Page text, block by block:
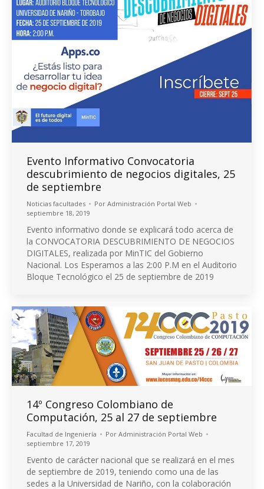
Evento Informativo Convocatoria
descubrimiento de negocios digitales, 25
de septiembre
Noticias facultades Por Administración Portal Web
septiembre 18, 2019
Evento informativo donde se explicará todo acerca de
la CONVOCATORIA DESCUBRIMIENTO DE NEGOCIOS
DIGITALES, realizada por MinTIC del Gobierno
Nacional. Los Esperamos a las 2:00 P.M en el Auditorio
Bloque Tecnológico el 25 de septiembre de 2019
14º Congreso Colombiano de
Computación, 25 al 27 de septiembre
Facultad de Ingeniería Por Administración Portal Web
septiembre 17, 2019
Evento de carácter nacional que se realizará en el mes
de septiembre de 2019, teniendo como una de las
sedes a la Universidad de Nariño, con la colaboración